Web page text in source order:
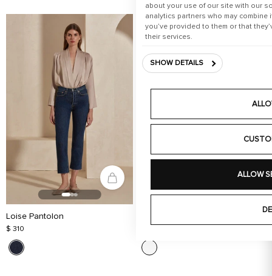
about your use of our site with our
analytics partners who may
you’ve provided to them or that
their services.
SHOW DETAILS
ALLOW
Loise Pantolon
$ 310